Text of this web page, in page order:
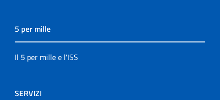
5 per mille
Il 5 per mille e l'ISS
SERVIZI